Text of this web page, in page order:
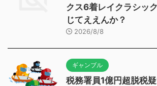
クス6着レイクラシッ
じてええんか？
2026/8/8
ギャンブル
税務署員1億円超脱税